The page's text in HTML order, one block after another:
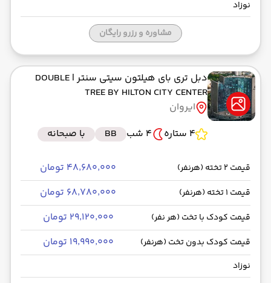
نوزاد
مشاوره و رزرو رایگان
دبل تری بای هیلتون سیتی سنتر | DOUBLE
TREE BY HILTON CITY CENTER
ایروان
4 ستاره
4 شب BB با صبحانه
قیمت 2 تخته (هرنفر) ۴۸٬۶۸۰٬۰۰۰ تومان
قیمت 1 تخته (هرنفر) ۶۸٬۷۸۰٬۰۰۰ تومان
قیمت کودک با تخت (هر نفر) ۲۹٬۱۲۰٬۰۰۰ تومان
قیمت کودک بدون تخت (هرنفر) ۱۹٬۹۹۰٬۰۰۰ تومان
نوزاد